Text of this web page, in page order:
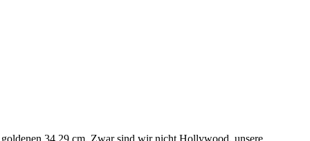
34,29 cm. Zwar sind wir nicht Hollywood, unsere